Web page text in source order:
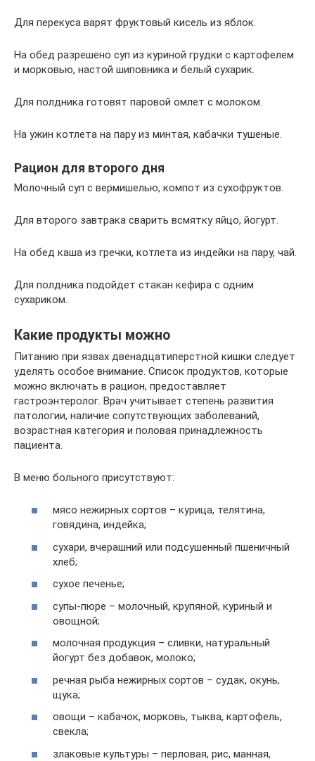
Для перекуса варят фруктовый кисель из яблок.
На обед разрешено суп из куриной грудки с картофелем
и морковью, настой шиповника и белый сухарик.
Для полдника готовят паровой омлет с молоком.
На ужин котлета на пару из минтая, кабачки тушеные.
Рацион для второго дня
Молочный суп с вермишелью, компот из сухофруктов.
Для второго завтрака сварить всмятку яйцо, йогурт.
На обед каша из гречки, котлета из индейки на пару, чай.
Для полдника подойдет стакан кефира с одним
сухариком.
Какие продукты можно
Питанию при язвах двенадцатиперстной кишки следует
уделять особое внимание. Список продуктов, которые
можно включать в рацион, предоставляет
гастроэнтеролог. Врач учитывает степень развития
патологии, наличие сопутствующих заболеваний,
возрастная категория и половая принадлежность
пациента.
В меню больного присутствуют:
мясо нежирных сортов – курица, телятина,
говядина, индейка;
сухари, вчерашний или подсушенный пшеничный
хлеб;
сухое печенье;
супы-пюре – молочный, крупяной, куриный и
овощной;
молочная продукция – сливки, натуральный
йогурт без добавок, молоко;
речная рыба нежирных сортов – судак, окунь,
щука;
овощи – кабачок, морковь, тыква, картофель,
свекла;
злаковые культуры – перловая, рис, манная,